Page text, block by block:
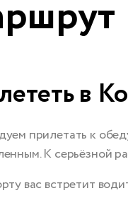
в
прилетать к
К серьёзной
вас встретит